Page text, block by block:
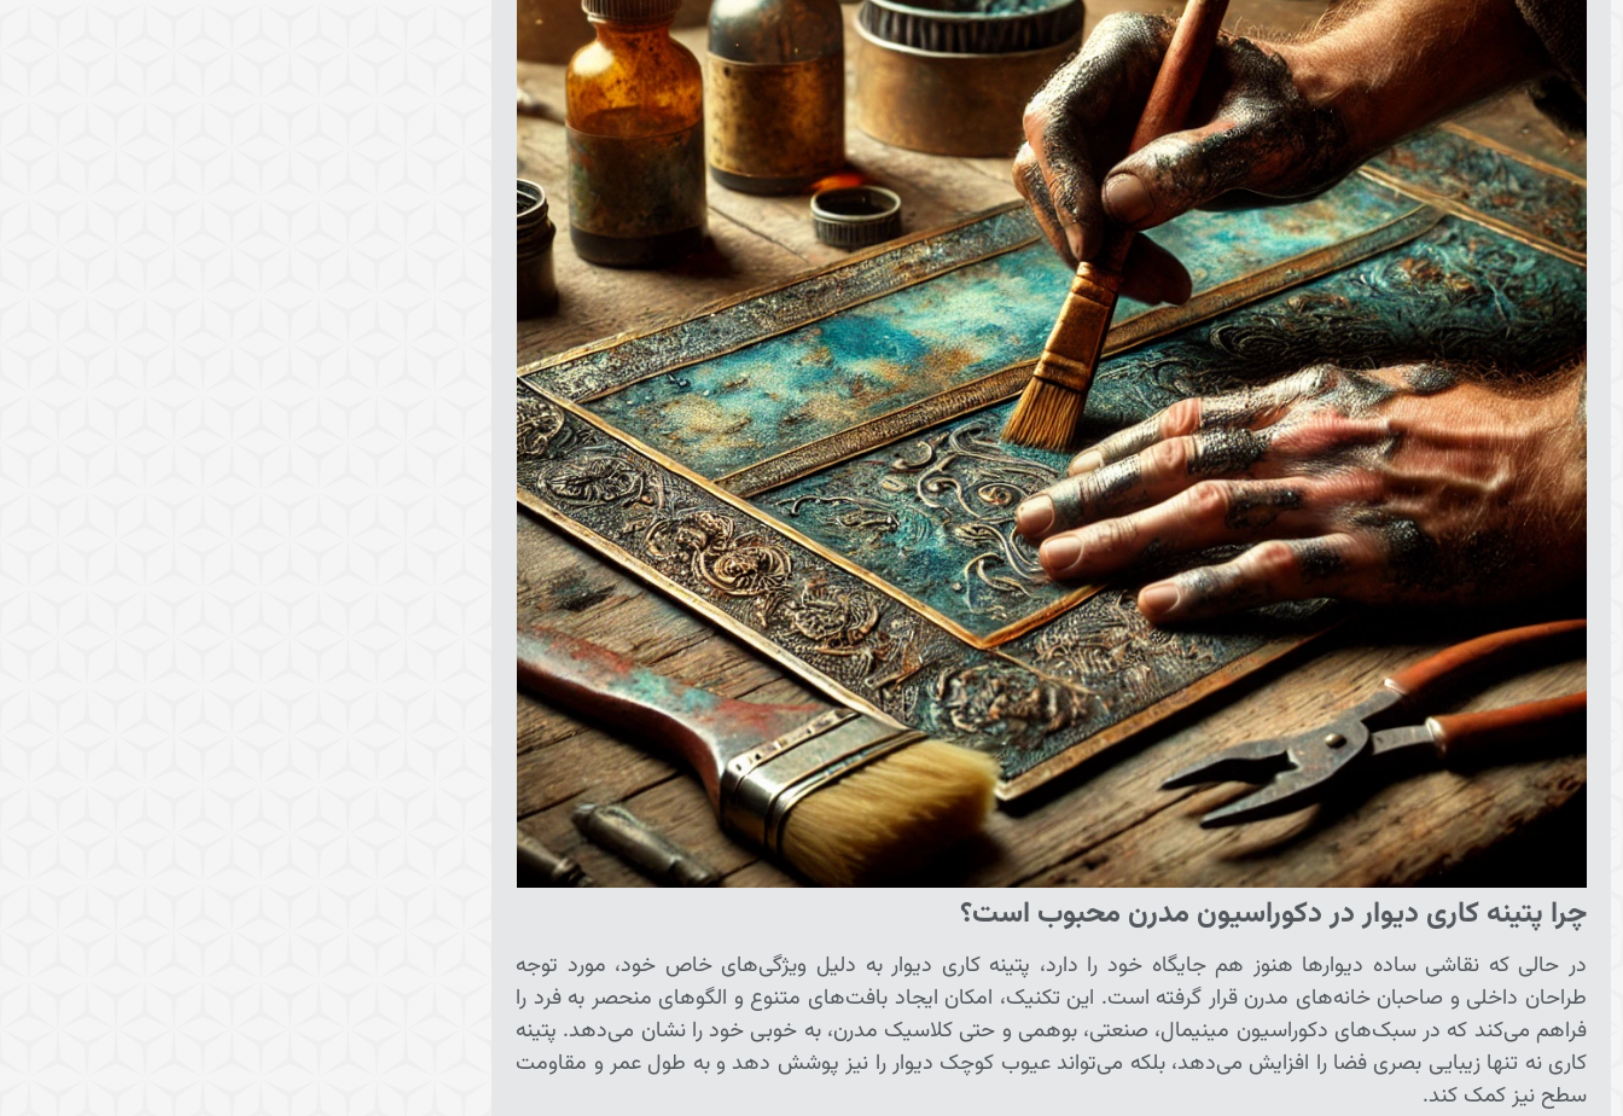
چرا پتینه کاری دیوار در دکوراسیون مدرن محبوب است؟
در حالی که نقاشی ساده دیوارها هنوز هم جایگاه خود را دارد، پتینه کاری دیوار به دلیل ویژگی‌های خاص خود، مورد توجه
طراحان داخلی و صاحبان خانه‌های مدرن قرار گرفته است. این تکنیک، امکان ایجاد بافت‌های متنوع و الگوهای منحصر به فرد را
فراهم می‌کند که در سبک‌های دکوراسیون مینیمال، صنعتی، بوهمی و حتی کلاسیک مدرن، به خوبی خود را نشان می‌دهد. پتینه
کاری نه تنها زیبایی بصری فضا را افزایش می‌دهد، بلکه می‌تواند عیوب کوچک دیوار را نیز پوشش دهد و به طول عمر و مقاومت
سطح نیز کمک کند.